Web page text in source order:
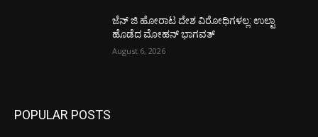
ಜೆನ್ ಜಿ ಹೋರಾಟ ದೇಶ ವಿರೋಧಿಗಳಲ್ಲ: ಉಲ್ಟಾ
ಹೊಡೆದ ಮೋಹನ್ ಭಾಗವತ್
August 6, 2026
POPULAR POSTS